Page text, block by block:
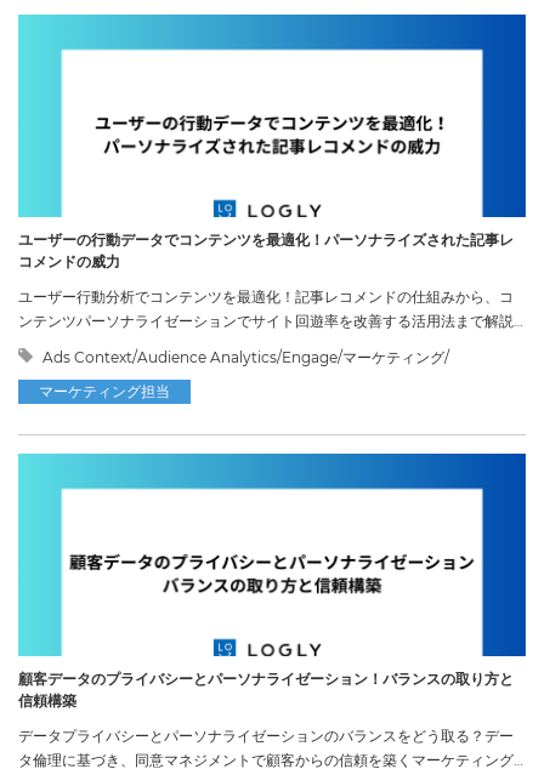
ユーザーの行動データでコンテンツを最適化！パーソナライズされた記事レ
コメンドの威力
ユーザー行動分析でコンテンツを最適化！記事レコメンドの仕組みから、コ
ンテンツパーソナライゼーションでサイト回遊率を改善する活用法まで解説
します。
Ads Context/Audience Analytics/Engage/マーケティング/
マーケティング担当
顧客データのプライバシーとパーソナライゼーション！バランスの取り方と
信頼構築
データプライバシーとパーソナライゼーションのバランスをどう取る？デー
タ倫理に基づき、同意マネジメントで顧客からの信頼を築くマーケティング